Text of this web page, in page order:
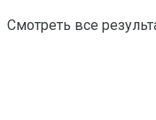
Смотреть все